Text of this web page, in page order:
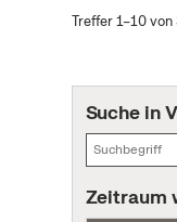
Treffer 1–10 von
Suche in
Zeitraum